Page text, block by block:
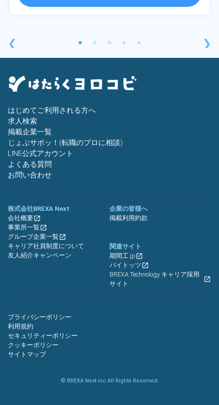
❮ ❯
はじめてご利用される方へ
求人検索
掲載企業一覧
じょぶサポッ！(転職のプロに相談)
LINE公式アカウント
よくある質問
お問い合わせ
株式会社BREXA Next
会社概要
事業所一覧
グループ企業一覧
キャリア社員制度について
友人紹介キャンペーン
企業の皆様へ
掲載利用約款
関連サイト
期間工.jp
バイトッツ
BREXA Technology キャリア採用
サイト
プライバシーポリシー
利用規約
セキュリティーポリシー
クッキーポリシー
サイトマップ
© BREXA Next inc.All Rights Reserved.